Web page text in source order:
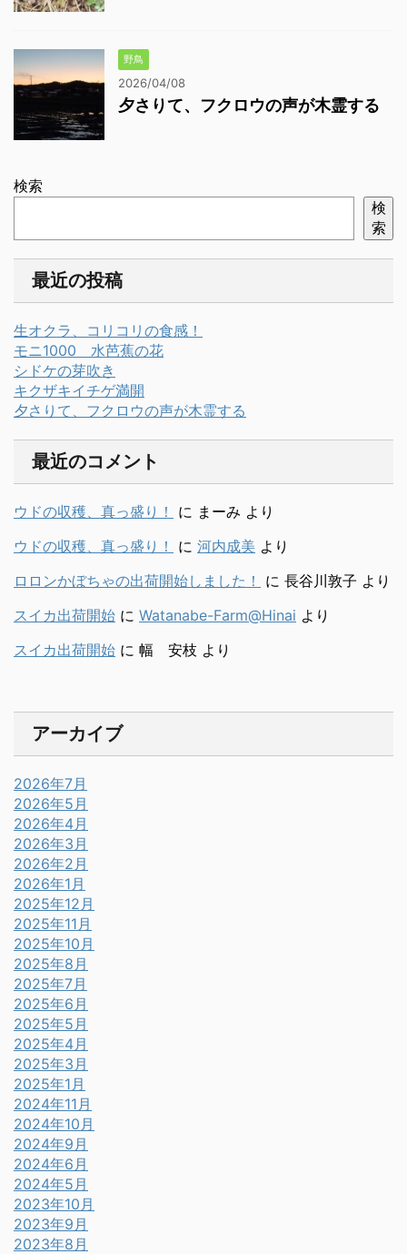
野鳥
2026/04/08
夕さりて、フクロウの声が木霊する
検索
検
索
最近の投稿
生オクラ、コリコリの食感！
モニ1000 水芭蕉の花
シドケの芽吹き
キクザキイチゲ満開
夕さりて、フクロウの声が木霊する
最近のコメント
ウドの収穫、真っ盛り！ に まーみ より
ウドの収穫、真っ盛り！
に 河内成美 より
ロロンかぼちゃの出荷開始しました！
に 長谷川敦子 より
スイカ出荷開始 に Watanabe-Farm@Hinai より
スイカ出荷開始 に 幅 安枝 より
アーカイブ
2026年7月
2026年5月
2026年4月
2026年3月
2026年2月
2026年1月
2025年12月
2025年11月
2025年10月
2025年8月
2025年7月
2025年6月
2025年5月
2025年4月
2025年3月
2025年1月
2024年11月
2024年10月
2024年9月
2024年6月
2024年5月
2023年10月
2023年9月
2023年8月